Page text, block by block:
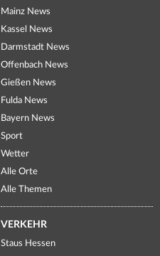
Mainz News
Kassel News
Darmstadt News
Offenbach News
Gießen News
Fulda News
Bayern News
Sport
Wetter
Alle Orte
Alle Themen
VERKEHR
Staus Hessen